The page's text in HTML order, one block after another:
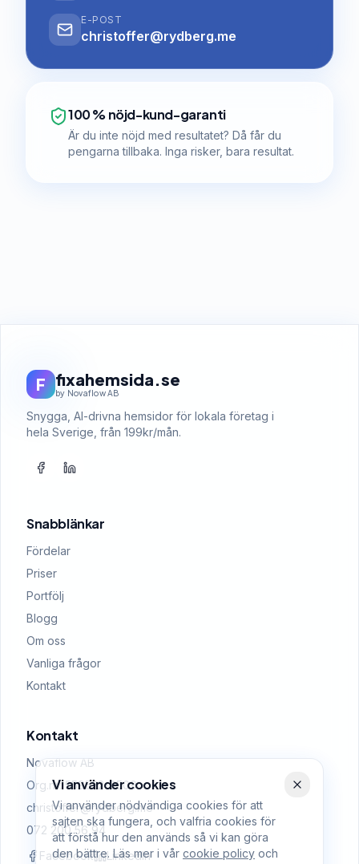
E-POST
christoffer@rydberg.me
100 % nöjd-kund-garanti
Är du inte nöjd med resultatet? Då får du
pengarna tillbaka. Inga risker, bara resultat.
F fixahemsida.se
by Novaflow AB
Snygga, AI-drivna hemsidor för lokala företag i
hela Sverige, från 199kr/mån.
Snabblänkar
Fördelar
Priser
Portfölj
Blogg
Om oss
Vanliga frågor
Kontakt
Kontakt
Novaflow AB
Org.nr: 559522-0509
christoffer@rydberg.me
072 200 56 94
Facebook
LinkedIn
Vi använder cookies
Vi använder nödvändiga cookies för att
sajten ska fungera, och valfria cookies för
att förstå hur den används så vi kan göra
den bättre. Läs mer i vår cookie policy och